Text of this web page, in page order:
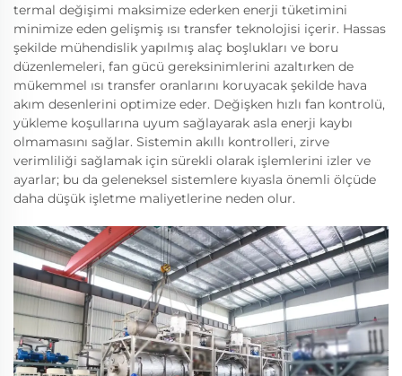
termal değişimi maksimize ederken enerji tüketimini
minimize eden gelişmiş ısı transfer teknolojisi içerir. Hassas
şekilde mühendislik yapılmış alaç boşlukları ve boru
düzenlemeleri, fan gücü gereksinimlerini azaltırken de
mükemmel ısı transfer oranlarını koruyacak şekilde hava
akım desenlerini optimize eder. Değişken hızlı fan kontrolü,
yükleme koşullarına uyum sağlayarak asla enerji kaybı
olmamasını sağlar. Sistemin akıllı kontrolleri, zirve
verimliliği sağlamak için sürekli olarak işlemlerini izler ve
ayarlar; bu da geleneksel sistemlere kıyasla önemli ölçüde
daha düşük işletme maliyetlerine neden olur.